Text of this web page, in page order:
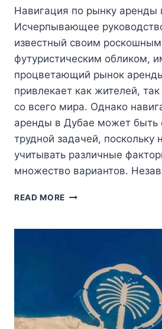
Навигация по рынку аренды
Исчерпывающее
известный своим
футуристическим обликом,
процветающий рынок
привлекает как жителей, так
со всего мира. Однако
аренды в Дубае может быть
трудной задачей, поскольку
учитывать различные
множество вариантов.
READ MORE НАВИГАЦИЯ
АРЕНДЫ